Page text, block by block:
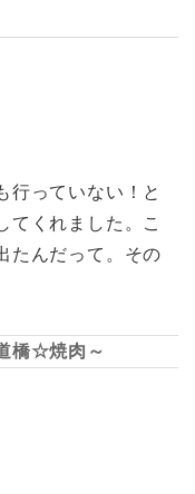
行っていない！と
てくれました。こ
たんだって。その
橋☆焼肉～